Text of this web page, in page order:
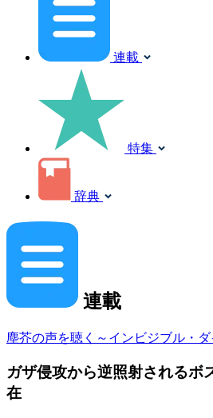
連載
特集
辞典
連載
塵芥の声を聴く～インビジブル・
ガザ侵攻から逆照射されるボ
在